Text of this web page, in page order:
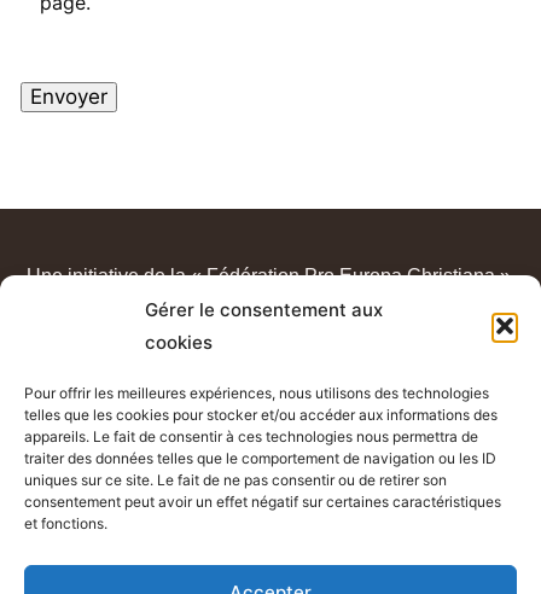
Gérer le consentement aux
cookies
Pour offrir les meilleures expériences, nous utilisons des technologies
telles que les cookies pour stocker et/ou accéder aux informations des
appareils. Le fait de consentir à ces technologies nous permettra de
traiter des données telles que le comportement de navigation ou les ID
uniques sur ce site. Le fait de ne pas consentir ou de retirer son
consentement peut avoir un effet négatif sur certaines caractéristiques
et fonctions.
Une initiative de la « Fédération Pro Europa Christiana ».
« Sur les pas du Padre Pio » est un apostolat de laïcs
catholiques, sans lien avec un quelconque sanctuaire ou